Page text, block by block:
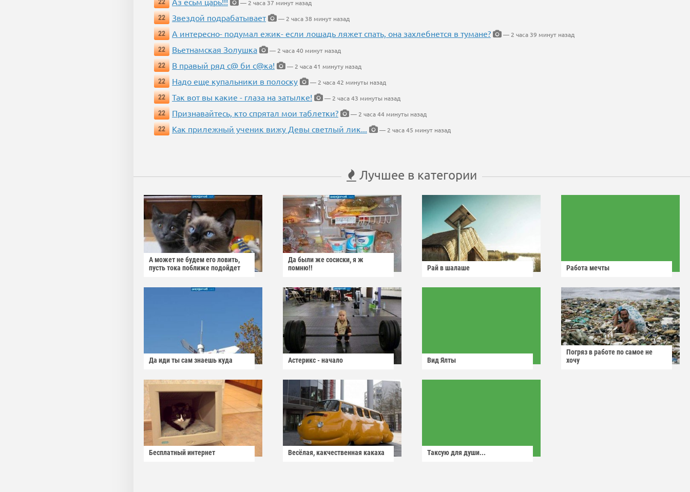
22
— 2 часа 37 минут назад
22
Звездой подрабатывает
— 2 часа 38 минут назад
22
А интересно- подумал ежик- если лошадь ляжет спать, она захлебнется в тумане?
— 2 часа 39 минут назад
22
Вьетнамская Золушка
— 2 часа 40 минут назад
22
В правый ряд с@ би с@ка!
— 2 часа 41 минуту назад
22
Надо еще купальники в полоску
— 2 часа 42 минуты назад
22
Так вот вы какие - глаза на затылке!
— 2 часа 43 минуты назад
22
Признавайтесь, кто спрятал мои таблетки?
— 2 часа 44 минуты назад
22
Как прилежный ученик вижу Девы светлый лик... — 2 часа 45 минут назад
Лучшее в категории
А может не будем его ловить,
пусть тока поближе подойдет
Да были же сосиски, я ж
помню!!
Рай в шалаше Работа мечты
Да иди ты сам знаешь куда Астерикс - начало Вид Ялты
Погряз в работе по самое не
хочу
Бесплатный интернет Весёлая, какчественная какаха Таксую для души...